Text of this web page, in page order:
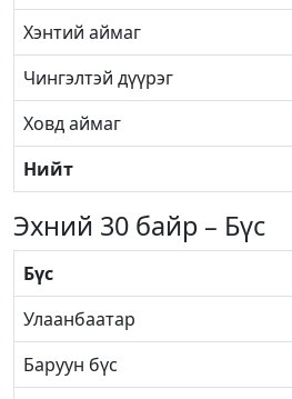
Хэнтий аймаг
Чингэлтэй дүүрэг
Ховд аймаг
Нийт
Эхний 30 байр – Бүс
Бүс
Улаанбаатар
Баруун бүс